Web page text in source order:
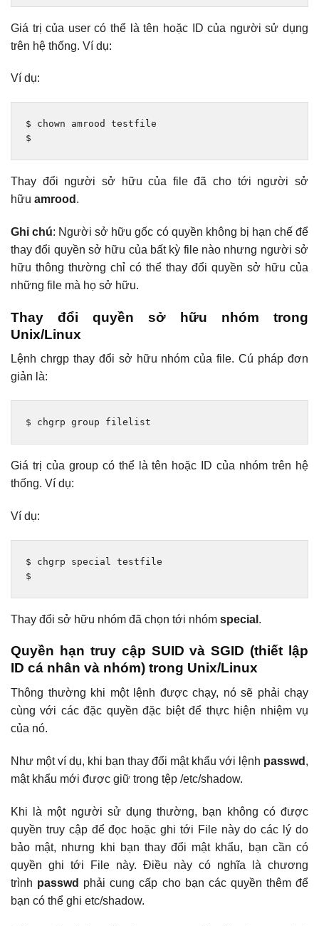
Giá trị của user có thể là tên hoặc ID của người sử dụng
trên hệ thống. Ví dụ:
Ví dụ:
$ chown amrood testfile
$
Thay đổi người sở hữu của file đã cho tới người sở
hữu amrood .
Ghi chú: Người sở hữu gốc có quyền không bị hạn chế để
thay đổi quyền sở hữu của bất kỳ file nào nhưng người sở
hữu thông thường chỉ có thể thay đổi quyền sở hữu của
những file mà họ sở hữu.
Thay đổi quyền sở hữu nhóm trong
Unix/Linux
Lệnh chrgp thay đổi sở hữu nhóm của file. Cú pháp đơn
giản là:
$ chgrp group filelist
Giá trị của group có thể là tên hoặc ID của nhóm trên hệ
thống. Ví dụ:
Ví dụ:
$ chgrp special testfile
$
Thay đổi sở hữu nhóm đã chọn tới nhóm special .
Quyền hạn truy cập SUID và SGID (thiết lập
ID cá nhân và nhóm) trong Unix/Linux
Thông thường khi một lệnh được chạy, nó sẽ phải chạy
cùng với các đặc quyền đặc biệt để thực hiện nhiệm vụ
của nó.
Như một ví dụ, khi bạn thay đổi mật khẩu với lệnh passwd ,
mật khẩu mới được giữ trong tệp /etc/shadow.
Khi là một người sử dụng thường, bạn không có được
quyền truy cập để đọc hoặc ghi tới File này do các lý do
bảo mật, nhưng khi bạn thay đổi mật khẩu, bạn cần có
quyền ghi tới File này. Điều này có nghĩa là chương
trình passwd phải cung cấp cho bạn các quyền thêm để
bạn có thể ghi etc/shadow.